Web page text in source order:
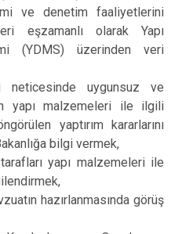
ve denetim faaliyetlerini
eşzamanlı olarak Yapı
(YDMS) üzerinden veri
neticesinde uygunsuz ve
yapı malzemeleri ile ilgili
yaptırım kararlarını
bilgi vermek,
yapı malzemeleri ile
hazırlanmasında görüş